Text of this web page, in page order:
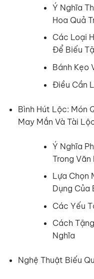
Ý Nghĩa
Hoa Quả
Các Loại
Để Biếu
Bánh Kẹo
Điều Cần
Bình Hút Lộc: Món
May Mắn Và Tài
Ý Nghĩa
Trong
Lựa Chọn
Dụng Của
Các Yếu
Cách
Nghĩa
Nghệ Thuật Biếu